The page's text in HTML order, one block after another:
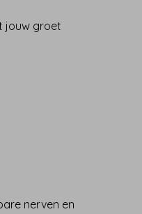
jouw groet
nerven en